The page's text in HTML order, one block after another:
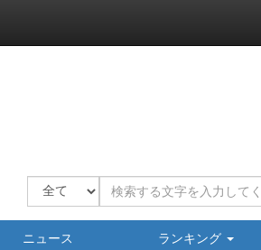
ニュース ランキング